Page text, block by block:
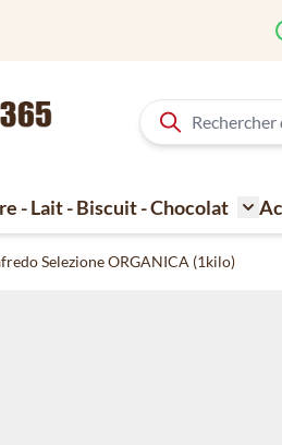
submenu for Machine à café
- Lait - Biscuit - Chocolat
Selezione ORGANICA (1kilo)